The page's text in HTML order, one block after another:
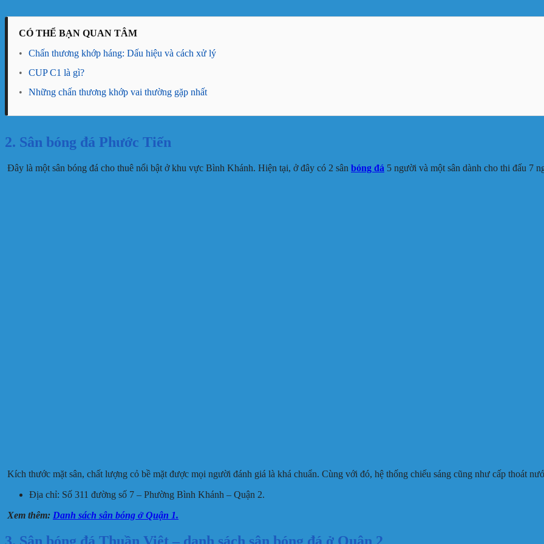
CÓ THỂ BẠN QUAN TÂM
•
Chấn thương khớp háng: Dấu hiệu và cách xử lý
•
CUP C1 là gì?
•
Những chấn thương khớp vai thường gặp nhất
2. Sân bóng đá Phước Tiến
Đây là một sân bóng đá cho thuê nổi bật ở khu vực Bình Khánh. Hiện tại, ở đây có 2 sân bóng đá 5 người và một sân dành cho thi đấu 7
Kích thước mặt sân, chất lượng cỏ bề mặt được mọi người đánh giá là khá chuẩn. Cùng với đó, hệ thống chiếu sáng cũng như cấp thoát
Địa chỉ: Số 311 đường số 7 – Phường Bình Khánh – Quận 2.
Xem thêm: Danh sách sân bóng ở Quận 1.